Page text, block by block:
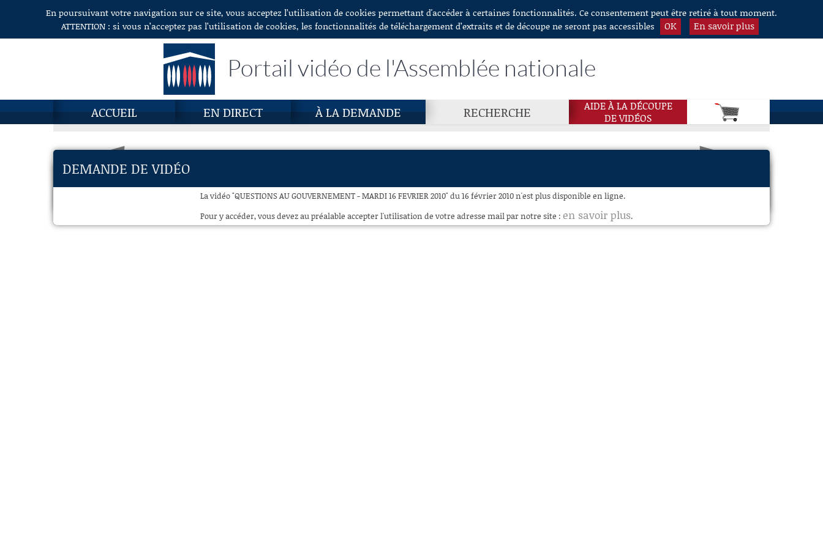
Aller au contenuEn poursuivant votre navigation sur ce site, vous acceptez l’utilisation de cookies permettant d'accéder à certaines fonctionnalités. Ce consentement peut être retiré à tout moment.
ATTENTION : si vous n’acceptez pas l’utilisation de cookies, les fonctionnalités de téléchargement d’extraits et de découpe ne seront pas accessibles
OK En savoir plus
Portail vidéo de l'Assemblée nationale
ACCUEIL EN DIRECT À LA DEMANDE RECHERCHE
AIDE À LA DÉCOUPE
DE VIDÉOS
DEMANDE DE VIDÉO
La vidéo "QUESTIONS AU GOUVERNEMENT - MARDI 16 FEVRIER 2010" du 16 février 2010 n'est plus disponible en ligne.
Pour y accéder, vous devez au préalable accepter l'utilisation de votre adresse mail par notre site : en savoir plus.